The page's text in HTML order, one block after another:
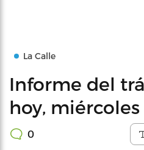
La Calle
Informe del
hoy, miércoles
0